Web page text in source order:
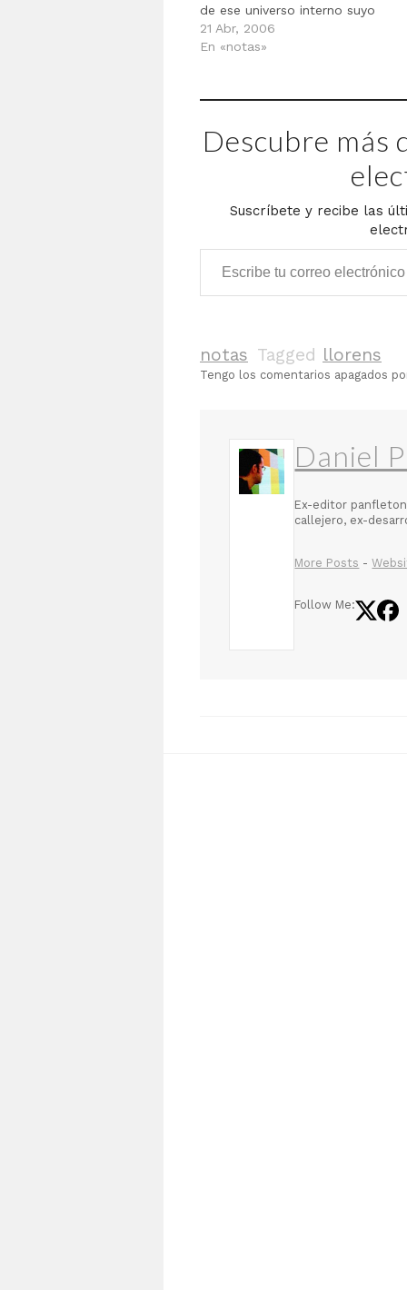
de ese universo interno suyo
-que usualmente nos es
negado- y apoyándose en
escrito seminal sobre la
motivo del cierre de 'la bele'.
Gracias…
21 Abr, 2006
En «notas»
Descubre más
Suscríbete y recibe las
Escribe tu correo electrónico…
notas Tagged llorens
Tengo los comentarios apagados
Daniel
Ex-editor
callejero, ex-
More Posts -
Follow Me: